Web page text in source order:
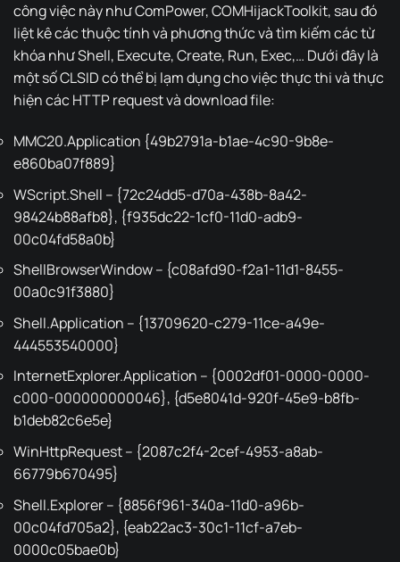
công việc này như ComPower, COMHijackToolkit, sau đó
liệt kê các thuộc tính và phương thức và tìm kiếm các từ
khóa như Shell, Execute, Create, Run, Exec,… Dưới đây là
một số CLSID có thể bị lạm dụng cho việc thực thi và thực
hiện các HTTP request và download file:
MMC20.Application {49b2791a-b1ae-4c90-9b8e-
e860ba07f889}
WScript.Shell – {72c24dd5-d70a-438b-8a42-
98424b88afb8}, {f935dc22-1cf0-11d0-adb9-
00c04fd58a0b}
ShellBrowserWindow – {c08afd90-f2a1-11d1-8455-
00a0c91f3880}
Shell.Application – {13709620-c279-11ce-a49e-
444553540000}
InternetExplorer.Application – {0002df01-0000-0000-
c000-000000000046}, {d5e8041d-920f-45e9-b8fb-
b1deb82c6e5e}
WinHttpRequest – {2087c2f4-2cef-4953-a8ab-
66779b670495}
Shell.Explorer – {8856f961-340a-11d0-a96b-
00c04fd705a2}, {eab22ac3-30c1-11cf-a7eb-
0000c05bae0b}